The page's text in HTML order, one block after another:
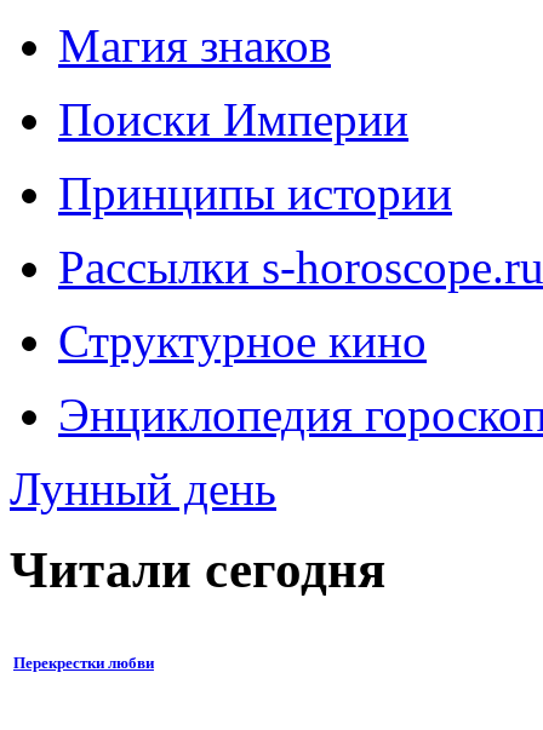
Магия знаков
Поиски Империи
Принципы истории
Рассылки s-horoscope.ru
Структурное кино
Энциклопедия
Лунный день
Читали сегодня
Перекрестки любви